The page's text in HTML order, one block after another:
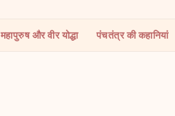
महापुरुष और वीर योद्धा पंचतंत्र की कहानियां